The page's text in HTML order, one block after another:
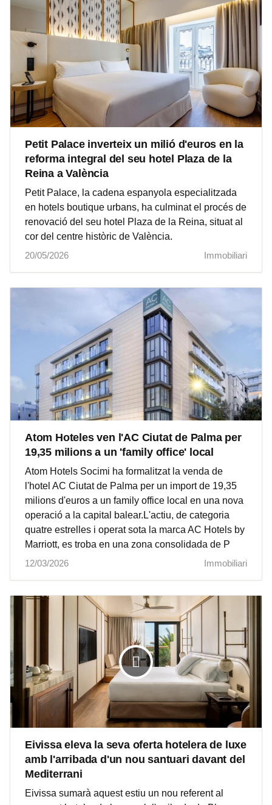
Petit Palace inverteix un milió d'euros en la
reforma integral del seu hotel Plaza de la
Reina a València
Petit Palace, la cadena espanyola especialitzada
en hotels boutique urbans, ha culminat el procés de
renovació del seu hotel Plaza de la Reina, situat al
cor del centre històric de València.
20/05/2026
Immobiliari
Atom Hoteles ven l'AC Ciutat de Palma per
19,35 milions a un 'family office' local
Atom Hotels Socimi ha formalitzat la venda de
l'hotel AC Ciutat de Palma per un import de 19,35
milions d'euros a un family office local en una nova
operació a la capital balear.L'actiu, de categoria
quatre estrelles i operat sota la marca AC Hotels by
Marriott, es troba en una zona consolidada de P
12/03/2026
Immobiliari
Eivissa eleva la seva oferta hotelera de luxe
amb l'arribada d'un nou santuari davant del
Mediterrani
Eivissa sumarà aquest estiu un nou referent al